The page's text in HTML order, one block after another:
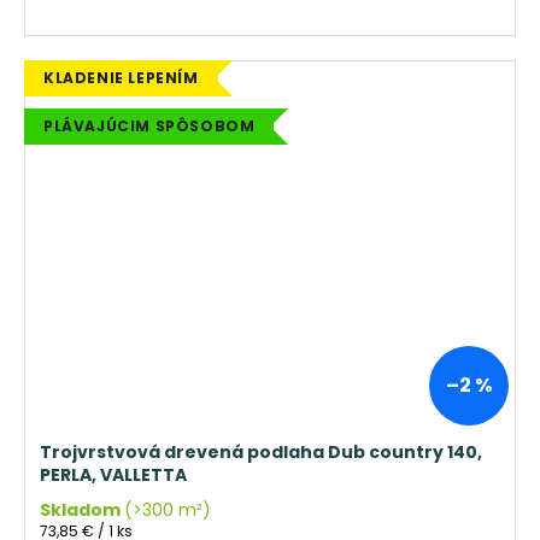
KLADENIE LEPENÍM
PLÁVAJÚCIM SPÔSOBOM
–2 %
Trojvrstvová drevená podlaha Dub country 140,
PERLA, VALLETTA
Skladom (>300 m²)
Jednotková
73,85 € / 1 ks